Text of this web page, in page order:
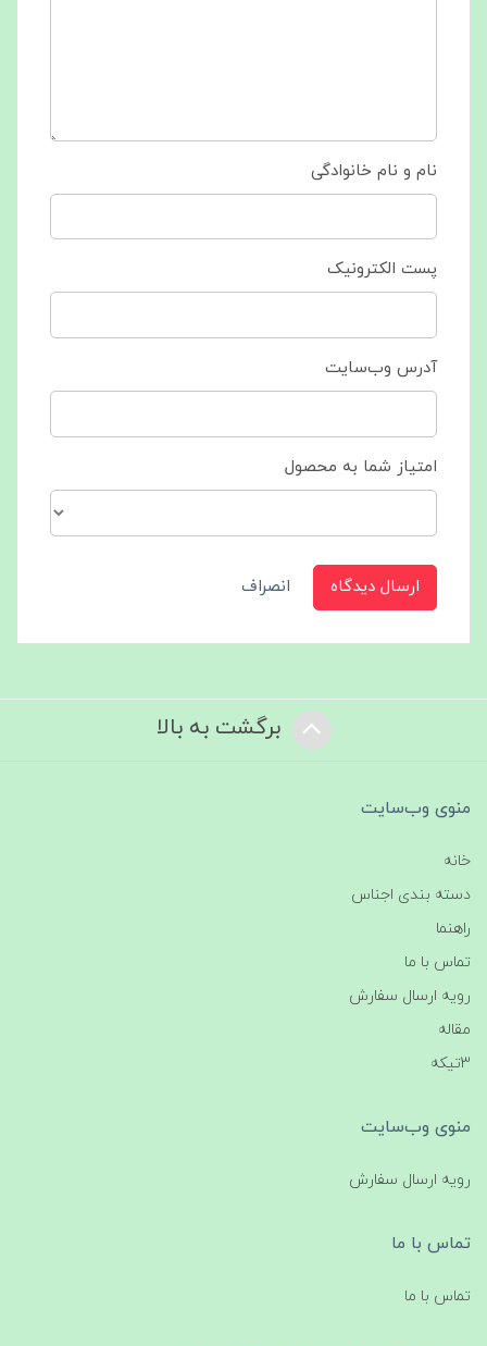
نام و نام خانوادگی
پست الکترونیک
آدرس وب‌سایت
امتیاز شما به محصول
ارسال دیدگاه انصراف
برگشت به بالا
منوی وب‌سایت
خانه
دسته بندی اجناس
راهنما
تماس با ما
رویه ارسال سفارش
مقاله
3تیکه
منوی وب‌سایت
رویه ارسال سفارش
تماس با ما
تماس با ما